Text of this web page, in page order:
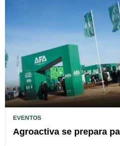
EVENTOS
Agroactiva se prepara